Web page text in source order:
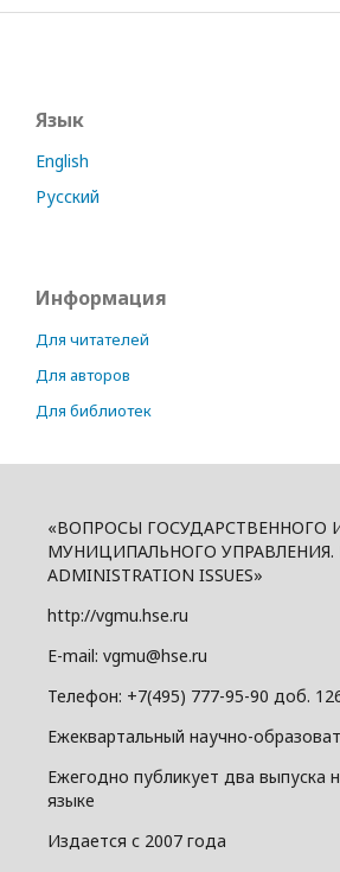
Язык
English
Русский
Информация
Для читателей
Для авторов
Для библиотек
«ВОПРОСЫ ГОСУДАРСТВЕННОГО
МУНИЦИПАЛЬНОГО УПРАВЛЕНИЯ.
ADMINISTRATION ISSUES»
http://vgmu.hse.ru
E-mail: vgmu@hse.ru
Телефон: +7(495) 777-95-90 доб.
Ежеквартальный научно-
Ежегодно публикует два выпуска
языке
Издается с 2007 года